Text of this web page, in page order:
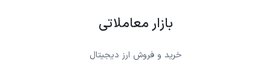
بازار معاملاتی
خرید و فروش ارز دیجیتال